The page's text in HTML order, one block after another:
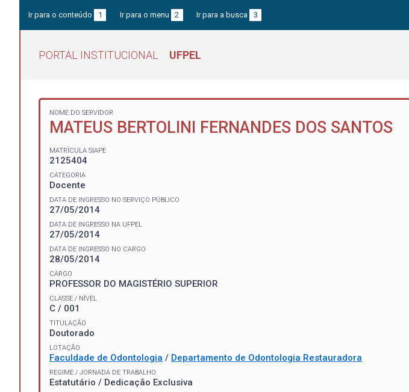
Ir para o conteúdo 1 Ir para o menu 2 Ir para a busca 3
PORTAL INSTITUCIONAL UFPEL
NOME DO SERVIDOR
MATEUS BERTOLINI FERNANDES DOS SANTOS
MATRÍCULA SIAPE
2125404
CATEGORIA
Docente
DATA DE INGRESSO NO SERVIÇO PÚBLICO
27/05/2014
DATA DE INGRESSO NA UFPEL
27/05/2014
DATA DE INGRESSO NO CARGO
28/05/2014
CARGO
PROFESSOR DO MAGISTÉRIO SUPERIOR
CLASSE / NÍVEL
C / 001
TITULAÇÃO
Doutorado
LOTAÇÃO
Faculdade de Odontologia / Departamento de Odontologia Restauradora
REGIME / JORNADA DE TRABALHO
Estatutário / Dedicação Exclusiva